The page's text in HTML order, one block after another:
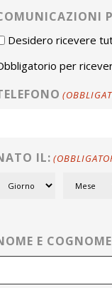
Desidero ricevere
per
IL:
E